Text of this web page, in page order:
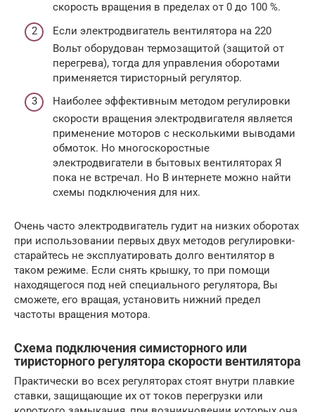
скорость вращения в пределах от 0 до 100 %.
Если электродвигатель вентилятора на 220
Вольт оборудован термозащитой (защитой от
перегрева), тогда для управления оборотами
применяется тиристорный регулятор.
Наиболее эффективным методом регулировки
скорости вращения электродвигателя является
применение моторов с несколькими выводами
обмоток. Но многоскоростные
электродвигатели в бытовых вентиляторах Я
пока не встречал. Но В интернете можно найти
схемы подключения для них.
Очень часто электродвигатель гудит на низких оборотах
при использовании первых двух методов регулировки-
старайтесь не эксплуатировать долго вентилятор в
таком режиме. Если снять крышку, то при помощи
находящегося под ней специального регулятора, Вы
сможете, его вращая, установить нижний предел
частоты вращения мотора.
Схема подключения симисторного или
тиристорного регулятора скорости вентилятора
Практически во всех регуляторах стоят внутри плавкие
ставки, защищающие их от токов перегрузки или